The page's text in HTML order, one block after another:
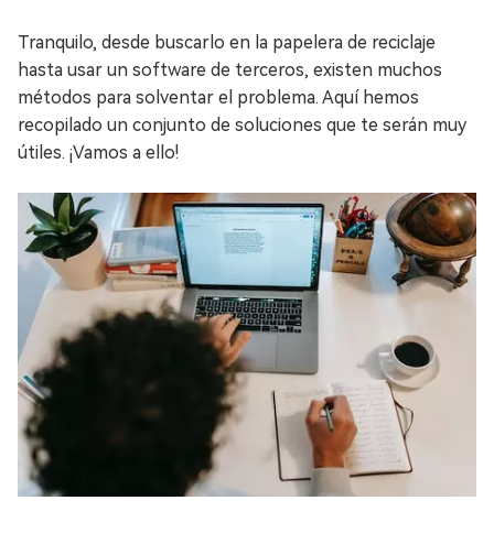
Tranquilo, desde buscarlo en la papelera de reciclaje
hasta usar un software de terceros, existen muchos
métodos para solventar el problema. Aquí hemos
recopilado un conjunto de soluciones que te serán muy
útiles. ¡Vamos a ello!